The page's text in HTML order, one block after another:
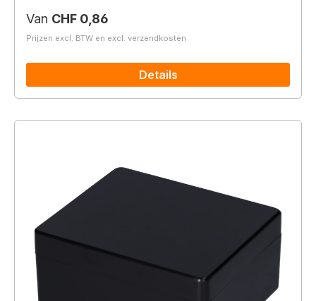
Normale prijs:
Van CHF 0,86
Prijzen excl. BTW en excl. verzendkosten
Details